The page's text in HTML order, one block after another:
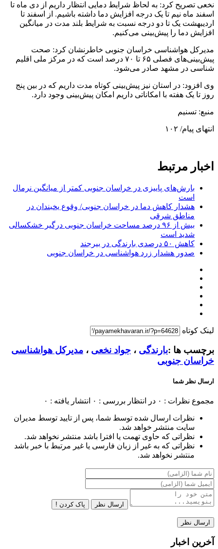
نخعی تصریح کرد: به لحاظ شرایط دمایی انتظار داریم از دی ماه تا
اسفند ماه نیم تا یک درجه افزایش دما داشته باشیم. از اسفند تا
اردیبهشت یک تا دو درجه نسبت به شرایط بلند مدت در میانگین
افزایش دما را پیش‌بینی می‌کنیم.
مدیرکل هواشناسی خراسان جنوبی خاطرنشان کرد: صحت
پیش‌بینی‌های فصلی ۶۵ تا ۷۰ درصد است که در مرکز ملی اقلیم
شناسی در مشهد صادر می‌شود.
وی افزود: در استان نیز پیش‌بینی کوتاه مدت داریم که در بین پنج
روز تا یک هفته با امکاناتی داریم امکان پیش‌بینی وجود دارد.
منبع: تسنیم
انتهای پیام/ ۱۰۲
اخبار مرتبط
بارش‌های پاییزی در خراسان جنوبی کمتر از میانگین نرمال
است
هشدار کاهش دما در خراسان جنوبی/ وقوع یخبندان در
مناطق شرقی
بیش از ۹۶ درصد مساحت خراسان جنوبی درگیر خشکسالی
شدید است
کاهش ۵۰ درصدی بارندگی در بیرجند
صدور هشدار زرد هواشناسی در خراسان جنوبی
لینک کوتاه
برچسب ها :بارندگی ، جواد نخعی ، مدیرکل هواشناسی
خراسان جنوبی
ارسال نظر شما
مجموع نظرات : ۰ در انتظار بررسی : ۰ انتشار یافته : ۰
نظرات ارسال شده توسط شما، پس از تایید توسط مدیران
سایت منتشر خواهد شد.
نظراتی که حاوی تهمت یا افترا باشد منتشر نخواهد شد.
نظراتی که به غیر از زبان فارسی یا غیر مرتبط با خبر باشد
منتشر نخواهد شد.
ارسال نظر پاک کردن !
آخرین اخبار